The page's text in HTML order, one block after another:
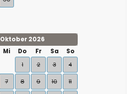
Oktober 2026
Mi Do Fr Sa
So
1
2 3 4
7 8 9 10 11